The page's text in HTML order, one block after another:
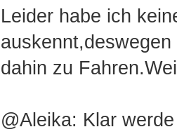
Leider habe ich
dahin zu
@Aleika: Klar